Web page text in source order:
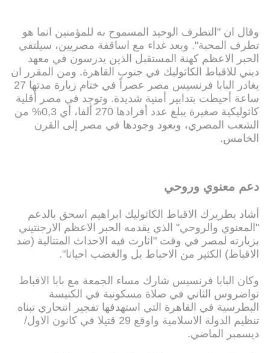
وقال ان "التطرف الوحيد المسموح به للمؤمنين انما هو
تطرف المحبة". وبعد غداء مع اساقفة مصريين، سيلتقي
الحبر الاعظم كهنة المستقبل الذين يدرسون في معهد
ديني للاقباط الكاثوليك في جنوب القاهرة. ومن المقرر ان
يغادر البابا فرنسيس مصر عصراً في ختام زيارة مدتها 27
ساعة أحيطت بتدابير أمنية شديدة. وتوجد في مصر أقلية
كاثوليكية صغيرة يبلغ عدد أفرادها 270 ألفا، أي 0,3% من
الشعب المصري، ويعود وجودها في مصر إلى القرن
الخامس.
دعم معنوي وروحي
أشاد بطريرك الاقباط الكاثوليك ابراهيم اسحق بالدعم
"المعنوي والروحي" الذي يقدمه الحبر الاعظم الارجنتيني
بزيارته لمصر في وقت "اثارت فيه الاحداث المتتالية (ضد
الاقباط) الكثير من الاحباط بل والغضب احيانا".
وكان البابا فرنسيس شارك مساء الجمعة مع بابا الاقباط
تواضروس الثاني في صلاة مسكونية في الكنيسة
البطرسية في القاهرة التي استهدفها تفجير انتحاري تبناه
تنظيم الدولة الاسلامية واوقع 29 قتيلا في كانون الاول/
ديسمبر الماضي.